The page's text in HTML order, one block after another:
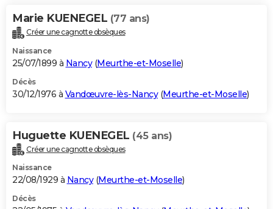
Marie KUENEGEL (77 ans)
Créer une cagnotte obsèques
Naissance
25/07/1899 à Nancy(Meurthe-et-Moselle)
Décès
30/12/1976 à Vandœuvre-lès-Nancy(Meurthe-et-Moselle)
Huguette KUENEGEL (45 ans)
Créer une cagnotte obsèques
Naissance
22/08/1929 à Nancy(Meurthe-et-Moselle)
Décès